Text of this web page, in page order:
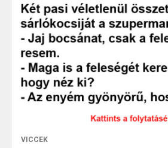
VICCEK